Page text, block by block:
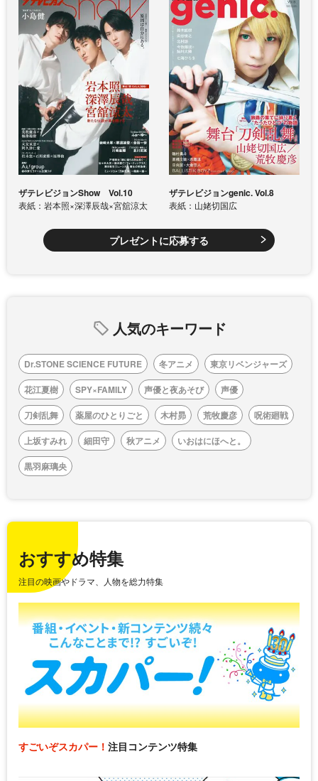
ザテレビジョンShow Vol.10
表紙：岩本照×深澤辰哉×宮舘涼太
ザテレビジョンgenic. Vol.8
表紙：山姥切国広
プレゼントに応募する
人気のキーワード
Dr.STONE SCIENCE FUTURE 冬アニメ
東京リベンジャーズ
花江夏樹
SPY×FAMILY 声優と夜あそび
声優
刀剣乱舞
薬屋のひとりごと 木村昴 荒牧慶彦
呪術廻戦
上坂すみれ
細田守 秋アニメ
いおはにほへと。
黒羽麻璃央
おすすめ特集
注目の映画やドラマ、人物を総力特集
すごいぞスカパー！ 注目コンテンツ特集